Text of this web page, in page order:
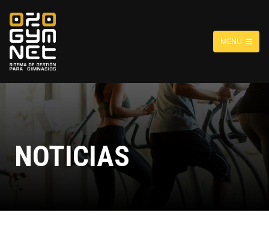
MENU
NOTICIAS